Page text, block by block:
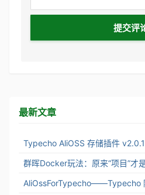
最新文章
Typecho AliOSS 存储插件
群晖Docker玩法：原来“项目”才
AliOssForTypecho——Typecho